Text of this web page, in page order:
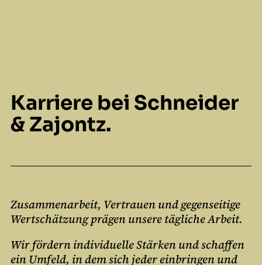
Karriere bei Schneider
& Zajontz.
Zusammenarbeit, Vertrauen und gegenseitige
Wertschätzung prägen unsere tägliche Arbeit.
Wir fördern individuelle Stärken und schaffen
ein Umfeld, in dem sich jeder einbringen und